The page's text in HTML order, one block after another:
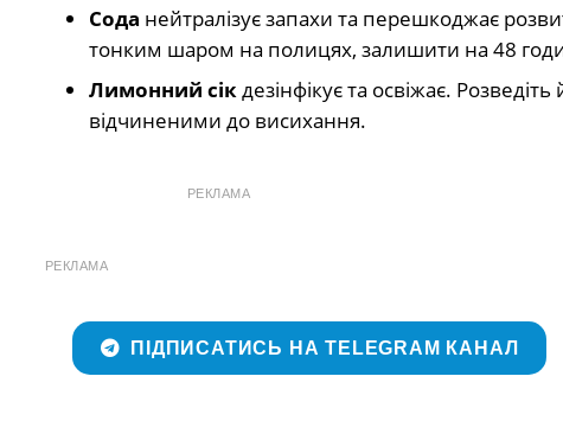
Сода нейтралізує запахи та перешкоджає
тонким шаром на полицях, залишити на 48
Лимонний сікдезінфікує та освіжає.
відчиненими до висихання.
РЕКЛАМА
РЕКЛАМА
ПІДПИСАТИСЬ НА TELEGRAM КАНАЛ